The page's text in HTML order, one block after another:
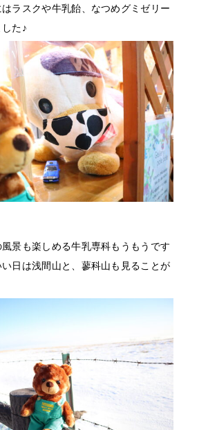
ラスクや牛乳飴、なつめグミゼリー
た♪
景も楽しめる牛乳専科もうもうです
日は浅間山と、蓼科山も見ることが